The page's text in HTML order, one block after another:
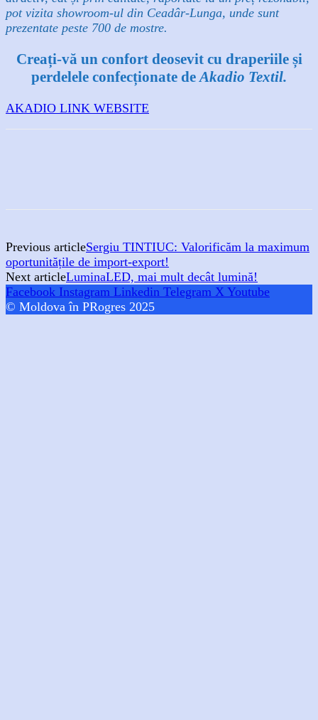
pot vizita showroom-ul din Ceadâr-Lunga, unde sunt
prezentate peste 700 de mostre.
Creați-vă un confort deosevit cu draperiile și
perdelele confecționate deAkadio Textil.
AKADIO LINK WEBSITE
Previous articleSergiu TINTIUC: Valorificăm la maximum
oportunitățile de import-export!
Next articleLuminaLED, mai mult decât lumină!
Facebook Instagram Linkedin Telegram X Youtube
© Moldova în PRogres 2025